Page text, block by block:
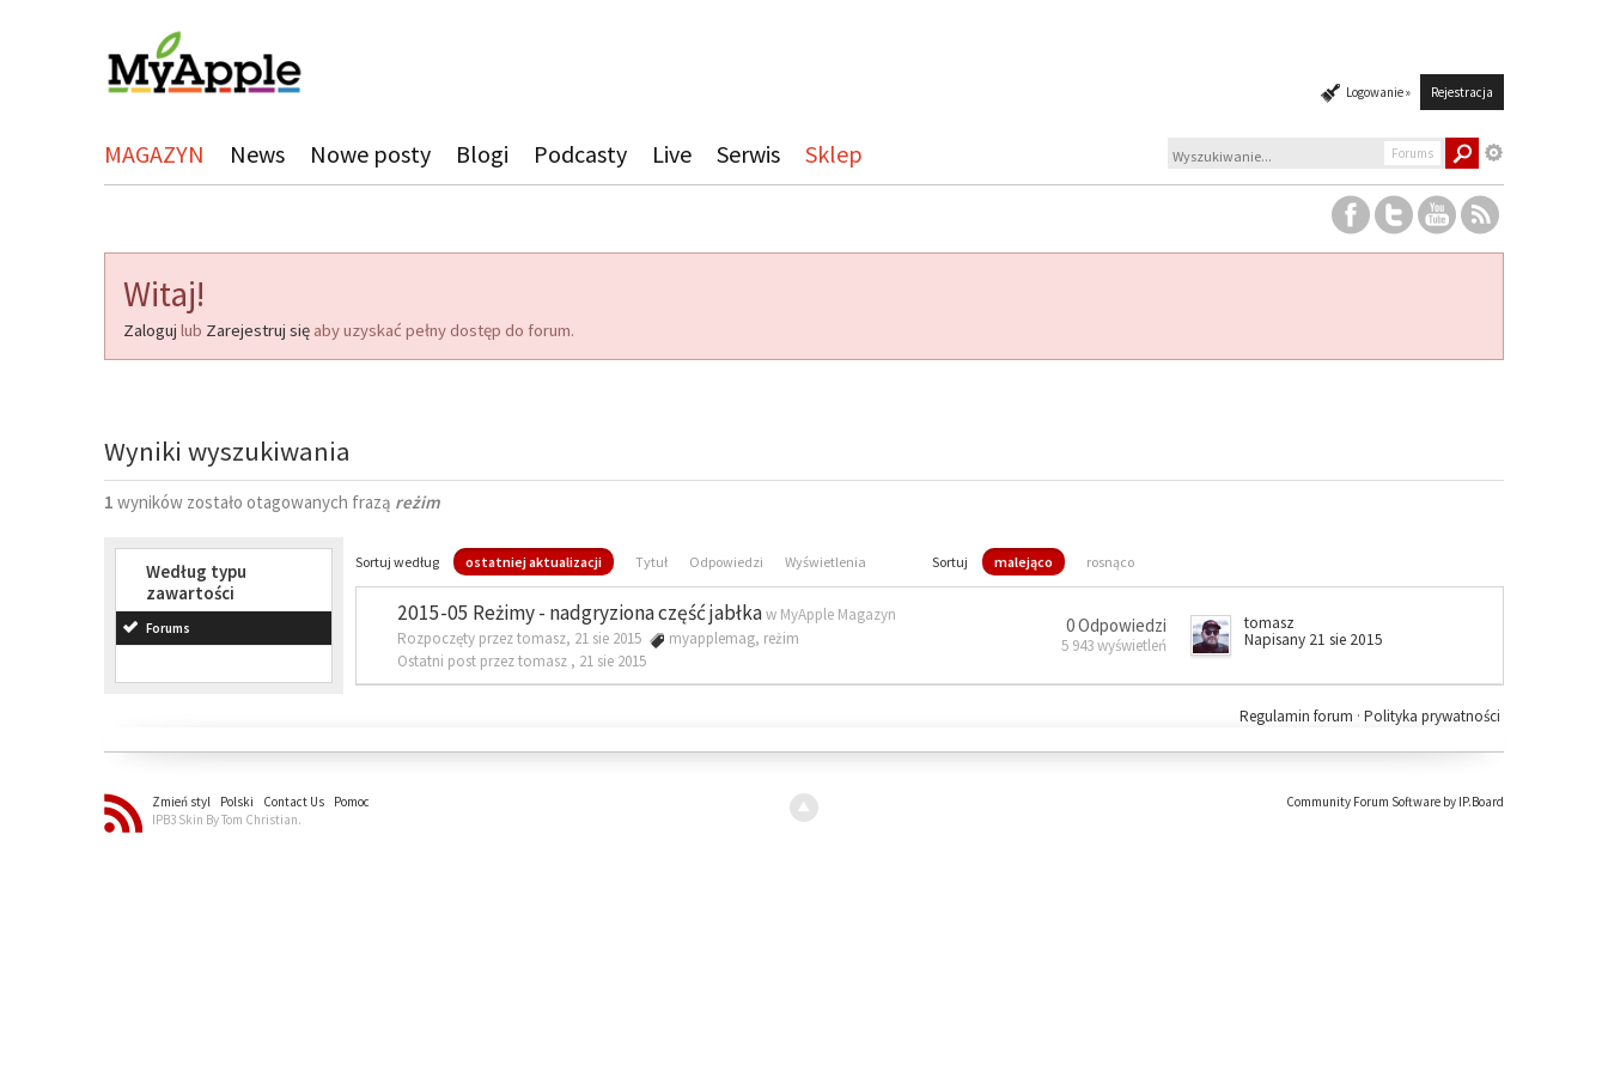
Logowanie » Rejestracja
MAGAZYN News Nowe posty Blogi Podcasty Live Serwis Sklep Forums
Witaj!
Zaloguj lub Zarejestruj się aby uzyskać pełny dostęp do forum.
Wyniki wyszukiwania
1 wyników zostało otagowanych frazą reżim
Według typu
zawartości
Forums
Sortuj według ostatniej aktualizacji Tytuł Odpowiedzi Wyświetlenia Sortuj malejąco rosnąco
2015-05 Reżimy - nadgryziona część jabłkaw MyApple Magazyn
Rozpoczęty przez tomasz, 21 sie 2015
myapplemag, reżim
Ostatni post przez tomasz , 21 sie 2015
0 Odpowiedzi
5 943 wyświetleń
tomasz
Napisany 21 sie 2015
Polityka prywatności
Regulamin forum ·
Zmień styl Polski Contact Us
Pomoc
IPB3 Skin By Tom Christian.
Community Forum Software by IP.Board